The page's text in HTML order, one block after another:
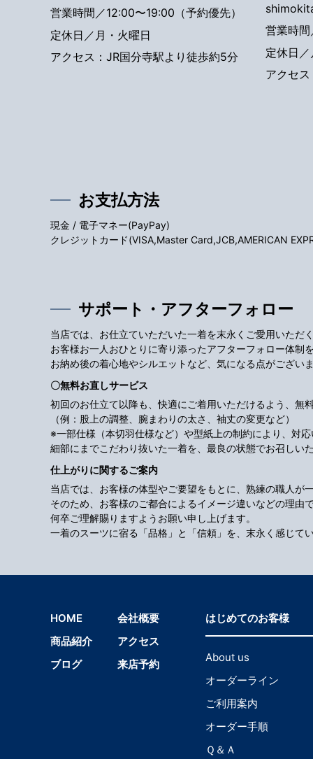
営業時間／12:00〜19:00（予約優先）
定休日／月・火曜日
アクセス：JR国分寺駅より徒歩約5分
営業時間
定休日
アクセ
お支払方法
現金 / 電子マネー(PayPay)
クレジットカード(VISA,Master Card,JCB,AMERICAN
サポート・アフターフォロー
当店では、お仕立ていただいた一着を末永くご愛用いただく
お客様お一人おひとりに寄り添ったアフターフォロー体制
お納め後の着心地やシルエットなど、気になる点がござい
〇無料お直しサービス
初回のお仕立て以降も、快適にご着用いただけるよう、無
（例：股上の調整、腕まわりの太さ、袖丈の変更など）
※一部仕様（本切羽仕様など）や型紙上の制約により、対
細部にまでこだわり抜いた一着を、最良の状態でお召しい
仕上がりに関するご案内
当店では、お客様の体型やご要望をもとに、熟練の職人が
そのため、お客様のご都合によるイメージ違いなどの理由
何卒ご理解賜りますようお願い申し上げます。
一着のスーツに宿る「品格」と「信頼」を、末永く感じて
HOME
商品紹介
ブログ
会社概要
アクセス
来店予約
はじめてのお客様
About us
オーダーライン
ご利用案内
オーダー手順
Ｑ＆Ａ